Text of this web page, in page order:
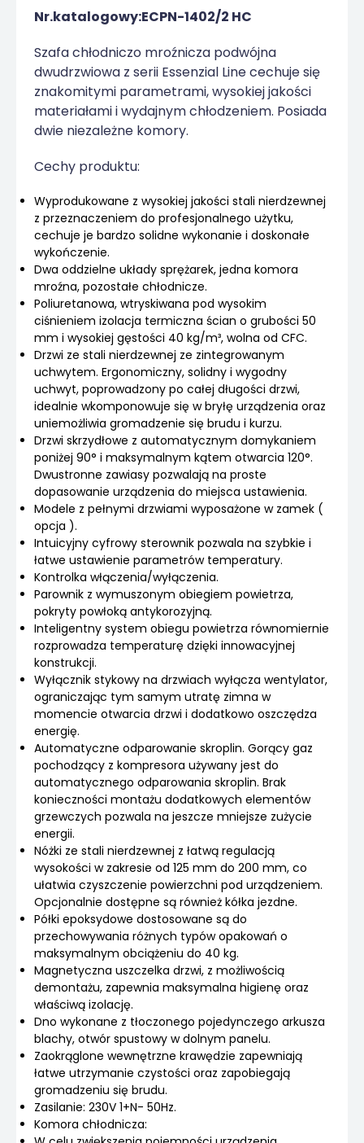
Nr.katalogowy:ECPN-1402/2 HC
Szafa chłodniczo mroźnicza podwójna
dwudrzwiowa z serii Essenzial Line cechuje się
znakomitymi parametrami, wysokiej jakości
materiałami i wydajnym chłodzeniem. Posiada
dwie niezależne komory.
Cechy produktu:
Wyprodukowane z wysokiej jakości stali nierdzewnej
z przeznaczeniem do profesjonalnego użytku,
cechuje je bardzo solidne wykonanie i doskonałe
wykończenie.
Dwa oddzielne układy sprężarek, jedna komora
mroźna, pozostałe chłodnicze.
Poliuretanowa, wtryskiwana pod wysokim
ciśnieniem izolacja termiczna ścian o grubości 50
mm i wysokiej gęstości 40 kg/m³, wolna od CFC.
Drzwi ze stali nierdzewnej ze zintegrowanym
uchwytem. Ergonomiczny, solidny i wygodny
uchwyt, poprowadzony po całej długości drzwi,
idealnie wkomponowuje się w bryłę urządzenia oraz
uniemożliwia gromadzenie się brudu i kurzu.
Drzwi skrzydłowe z automatycznym domykaniem
poniżej 90° i maksymalnym kątem otwarcia 120°.
Dwustronne zawiasy pozwalają na proste
dopasowanie urządzenia do miejsca ustawienia.
Modele z pełnymi drzwiami wyposażone w zamek (
opcja ).
Intuicyjny cyfrowy sterownik pozwala na szybkie i
łatwe ustawienie parametrów temperatury.
Kontrolka włączenia/wyłączenia.
Parownik z wymuszonym obiegiem powietrza,
pokryty powłoką antykorozyjną.
Inteligentny system obiegu powietrza równomiernie
rozprowadza temperaturę dzięki innowacyjnej
konstrukcji.
Wyłącznik stykowy na drzwiach wyłącza wentylator,
ograniczając tym samym utratę zimna w
momencie otwarcia drzwi i dodatkowo oszczędza
energię.
Automatyczne odparowanie skroplin. Gorący gaz
pochodzący z kompresora używany jest do
automatycznego odparowania skroplin. Brak
konieczności montażu dodatkowych elementów
grzewczych pozwala na jeszcze mniejsze zużycie
energii.
Nóżki ze stali nierdzewnej z łatwą regulacją
wysokości w zakresie od 125 mm do 200 mm, co
ułatwia czyszczenie powierzchni pod urządzeniem.
Opcjonalnie dostępne są również kółka jezdne.
Półki epoksydowe dostosowane są do
przechowywania różnych typów opakowań o
maksymalnym obciążeniu do 40 kg.
Magnetyczna uszczelka drzwi, z możliwością
demontażu, zapewnia maksymalna higienę oraz
właściwą izolację.
Dno wykonane z tłoczonego pojedynczego arkusza
blachy, otwór spustowy w dolnym panelu.
Zaokrąglone wewnętrzne krawędzie zapewniają
łatwe utrzymanie czystości oraz zapobiegają
gromadzeniu się brudu.
Zasilanie: 230V 1+N- 50Hz.
Komora chłodnicza: